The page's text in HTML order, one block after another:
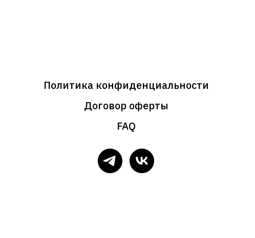
Политика конфиденциальности
Договор оферты
FAQ